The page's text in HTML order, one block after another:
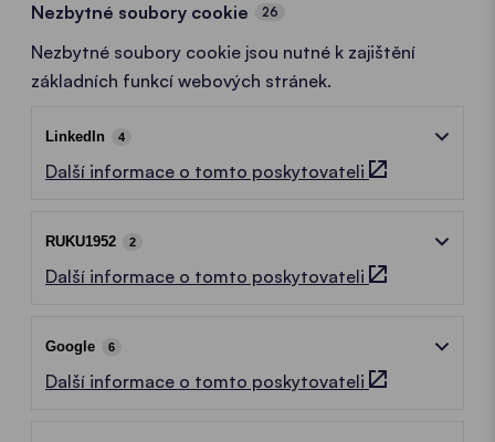
Nezbytné soubory cookie 26
Nezbytné soubory cookie jsou nutné k zajištění
základních funkcí webových stránek.
LinkedIn 4
Další informace o tomto poskytovateli
RUKU1952 2
Další informace o tomto poskytovateli
Google 6
Další informace o tomto poskytovateli